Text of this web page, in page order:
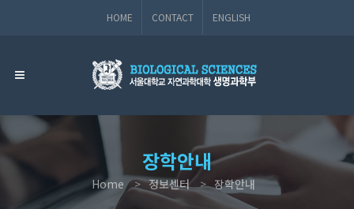
HOME CONTACT ENGLISH
장학안내
Home 정보센터 장학안내